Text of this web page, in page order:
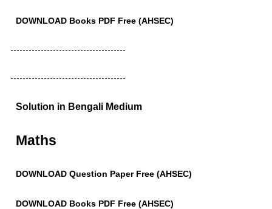
DOWNLOAD Books PDF Free (AHSEC)
--------------------------------------
--------------------------------------
Solution in Bengali Medium
Maths
DOWNLOAD Question Paper Free (AHSEC)
DOWNLOAD Books PDF Free (AHSEC)